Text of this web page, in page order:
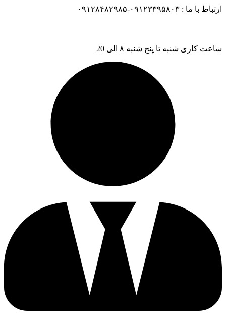
ارتباط با ما : ۰۹۱۲۳۳۹۵۸۰۳-۰۹۱۲۸۴۸۲۹۸۵
ساعت کاری شنبه تا پنج شنبه ۸ الی 20